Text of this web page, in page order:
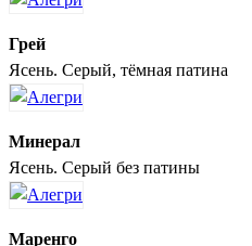
Грей
Ясень. Серый, тёмная патина
Минерал
Ясень. Серый без патины
Маренго